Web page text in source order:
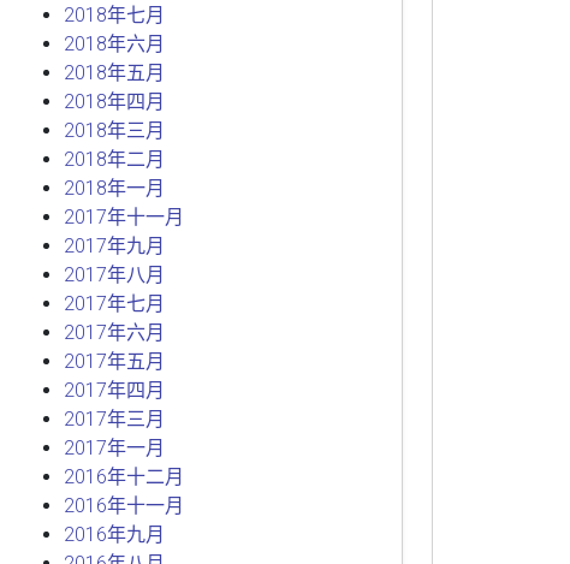
2018年七月
2018年六月
2018年五月
2018年四月
2018年三月
2018年二月
2018年一月
2017年十一月
2017年九月
2017年八月
2017年七月
2017年六月
2017年五月
2017年四月
2017年三月
2017年一月
2016年十二月
2016年十一月
2016年九月